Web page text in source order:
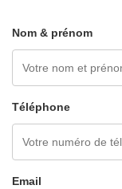
Nom & prénom
Téléphone
Email